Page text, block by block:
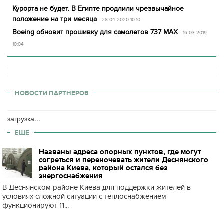
Курорта не будет. В Египте продлили чрезвычайное
положение на три месяца - 28-04-2020 10:10
Boeing обновит прошивку для самолетов 737 MAX - 16-03-2019
10:04
НОВОСТИ ПАРТНЕРОВ
загрузка...
ЕЩЕ
Названы адреса опорных пунктов, где могут
согреться и переночевать жители Деснянского
района Киева, который остался без
энергоснабжения
В Деснянском районе Киева для поддержки жителей в
условиях сложной ситуации с теплоснабжением
функционируют 11...